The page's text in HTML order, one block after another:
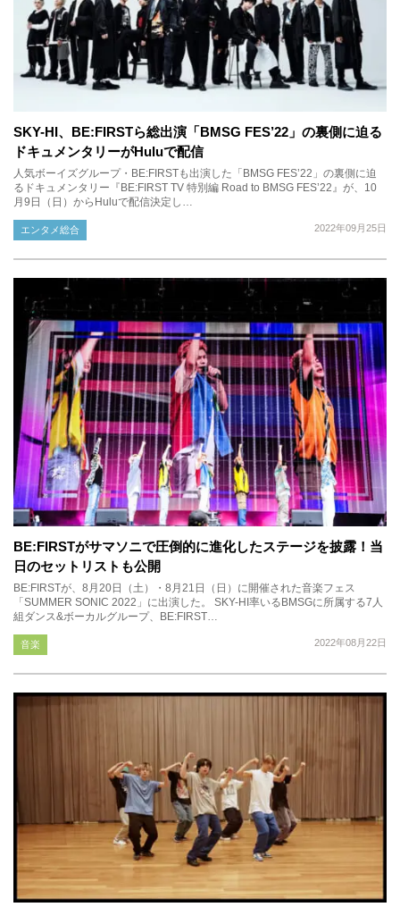
SKY-HI、BE:FIRSTら総出演「BMSG FES’22」の裏側に迫る
ドキュメンタリーがHuluで配信
人気ボーイズグループ・BE:FIRSTも出演した「BMSG FES’22」の裏側に迫
るドキュメンタリー『BE:FIRST TV 特別編 Road to BMSG FES’22』が、10
月9日（日）からHuluで配信決定し…
2022年09月25日
エンタメ総合
BE:FIRSTがサマソニで圧倒的に進化したステージを披露！当
日のセットリストも公開
BE:FIRSTが、8月20日（土）・8月21日（日）に開催された音楽フェス
「SUMMER SONIC 2022」に出演した。 SKY-HI率いるBMSGに所属する7人
組ダンス&ボーカルグループ、BE:FIRST…
2022年08月22日
音楽